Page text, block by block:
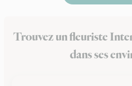
Trouvez un fleuriste
dans ses